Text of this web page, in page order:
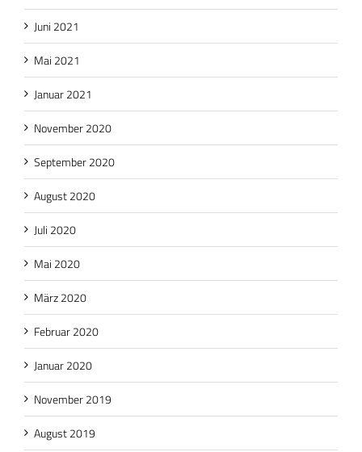
Juni 2021
Mai 2021
Januar 2021
November 2020
September 2020
August 2020
Juli 2020
Mai 2020
März 2020
Februar 2020
Januar 2020
November 2019
August 2019